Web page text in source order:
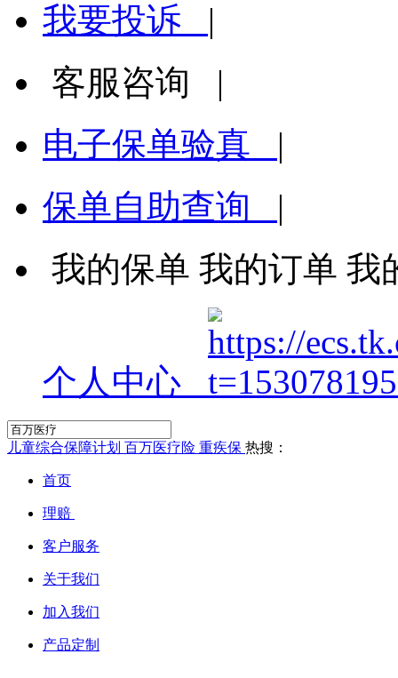
我要投诉 |
客服咨询 |
电子保单验真 |
保单自助查询 |
我的保单 我的订单 我
个人中心
儿童综合保障计划 百万医疗险 重疾保 热搜：
首页
理赔
客户服务
关于我们
加入我们
产品定制